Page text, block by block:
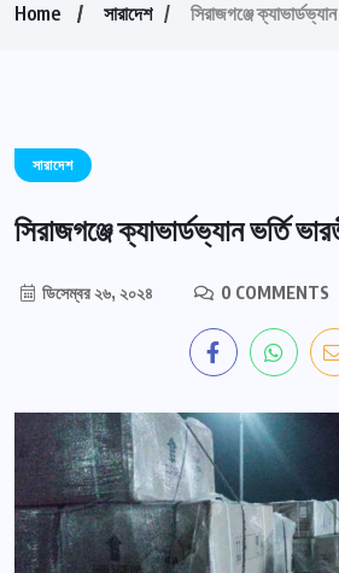
Home সারাদেশ সিরাজগঞ্জে
সারাদেশ
সিরাজগঞ্জে ক্যাভার্ডভ্যান ভর্তি
ডিসেম্বর ২৬, ২০২৪ 0 COMMENTS